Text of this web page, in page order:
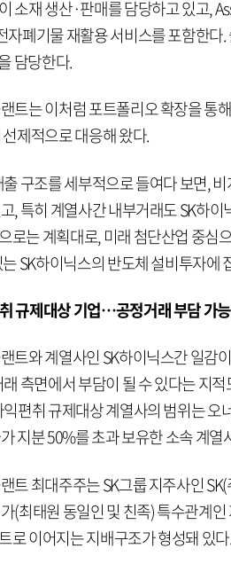
소재 생산·판매를 담당하고 있고,
자폐기물 재활용 서비스를 포함한
담당한다.
트는 이처럼 포트폴리오 확장을 통
제적으로 대응해 왔다.
구조를 세부적으로 들여다 보면,
, 특히 계열사간 내부거래도 SK하
로는 계획대로, 미래 첨단산업 중심
SK하이닉스의 반도체 설비투자에
규제대상 기업…공정거래 부담 가
트와 계열사인 SK하이닉스간 일감
측면에서 부담이 될 수 있다는 지
익편취 규제대상 계열사의 범위는
지분 50%를 초과 보유한 소속 계열
트 최대주주는 SK그룹 지주사인
(최태원 동일인 및 친족) 특수관계
로 이어지는 지배구조가 형성돼 있다.